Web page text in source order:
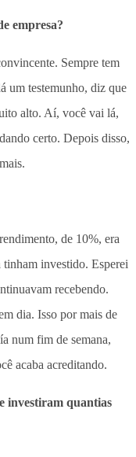
empresa?
Sempre tem
um testemunho, diz que
alto. Aí, você vai lá,
certo. Depois disso,
de 10%, era
investido. Esperei
recebendo.
dia. Isso por mais de
num fim de semana,
acaba acreditando.
investiram quantias